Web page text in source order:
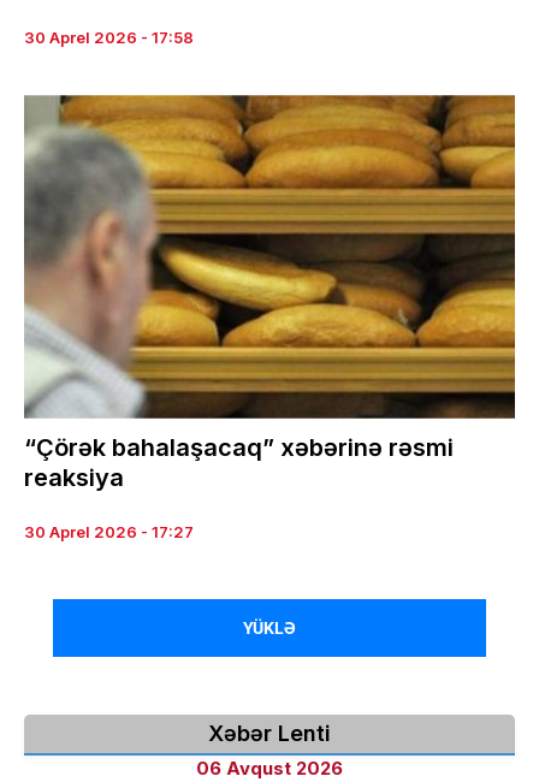
30 Aprel 2026 - 17:58
“Çörək bahalaşacaq” xəbərinə rəsmi
reaksiya
30 Aprel 2026 - 17:27
YÜKLƏ
Xəbər Lenti
06 Avqust 2026